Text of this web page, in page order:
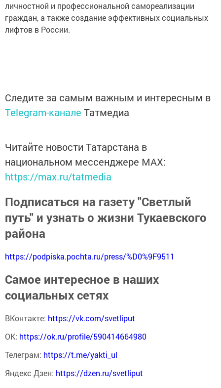
личностной и профессиональной самореализации
граждан, а также создание эффективных социальных
лифтов в России.
Следите за самым важным и интересным в
Telegram-канале Татмедиа
Читайте новости Татарстана в
национальном мессенджере MАХ:
https://max.ru/tatmedia
Подписаться на газету "Светлый
путь" и узнать о жизни Тукаевского
района
https://podpiska.pochta.ru/press/%D0%9F9511
Самое интересное в наших
социальных сетях
ВКонтакте: https://vk.com/svetliput
ОК: https://ok.ru/profile/590414664980
Телеграм: https://t.me/yakti_ul
Яндекс Дзен: https://dzen.ru/svetliput